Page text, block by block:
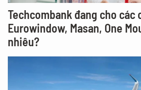
Techcombank đang cho các
Eurowindow, Masan, One
nhiêu?